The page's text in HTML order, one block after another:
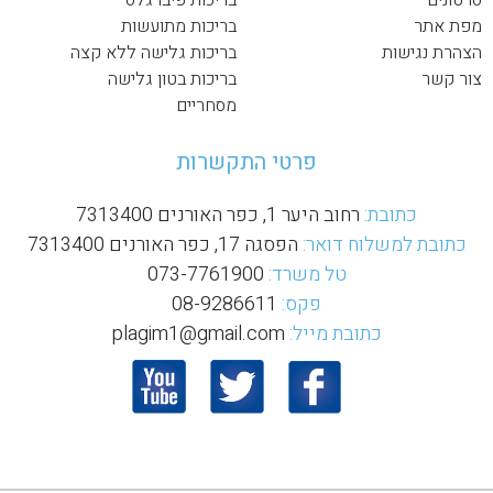
מפת אתר
הצהרת נגישות
צור קשר
בריכות מתועשות
בריכות גלישה ללא קצה
בריכות בטון גלישה
מסחריים
פרטי התקשרות
כתובת: רחוב היער 1, כפר האורנים 7313400
כתובת למשלוח דואר: הפסגה 17, כפר האורנים 7313400
טל משרד: 073-7761900
פקס:
כתובת מייל: plagim1@gmail.com